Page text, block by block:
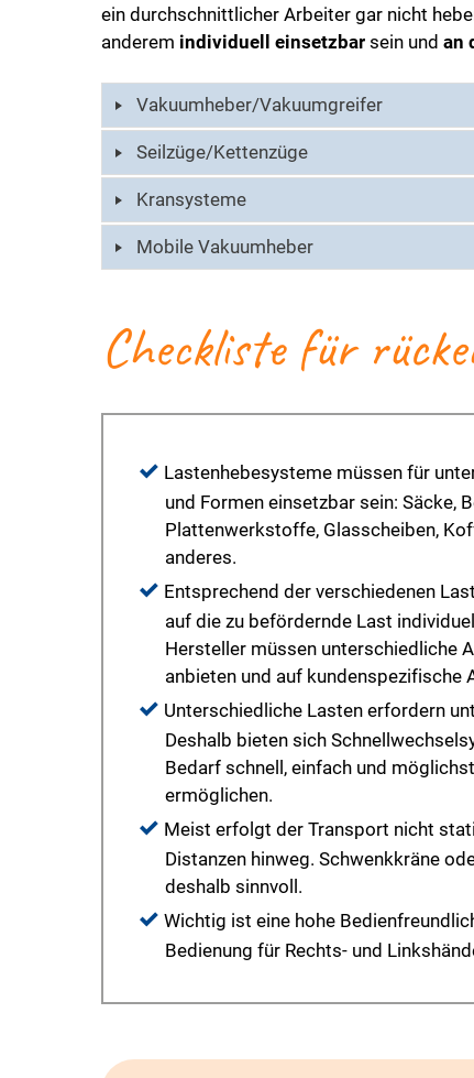
ein durchschnittlicher Arbeiter gar nicht
anderem individuell einsetzbar sein und an
Vakuumheber/Vakuumgreifer
Seilzüge/Kettenzüge
Kransysteme
Mobile Vakuumheber
Checkliste für
Lastenhebesysteme müssen für
und Formen einsetzbar sein: Säcke,
Plattenwerkstoffe, Glasscheiben,
anderes.
Entsprechend der verschiedenen
auf die zu befördernde Last
Hersteller müssen unterschiedliche
anbieten und auf kundenspezifische
Unterschiedliche Lasten erfordern
Deshalb bieten sich
Bedarf schnell, einfach und
ermöglichen.
Meist erfolgt der Transport nicht
Distanzen hinweg. Schwenkkräne
deshalb sinnvoll.
Wichtig ist eine hohe
Bedienung für Rechts- und